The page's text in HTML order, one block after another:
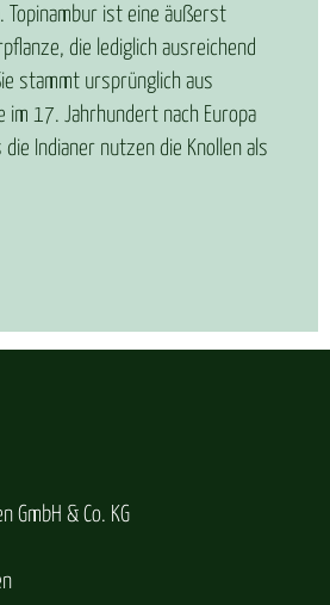
ist eine äußerst
die lediglich ausreichend
stammt ursprünglich aus
im 17. Jahrhundert nach Europa
Indianer nutzen die Knollen als
GmbH & Co. KG